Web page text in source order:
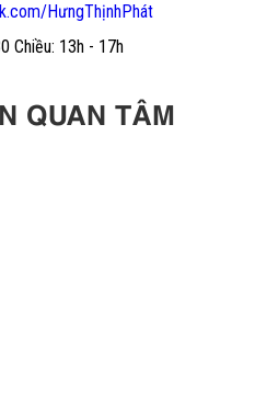
HưngThịnhPhát
Chiều: 13h - 17h
QUAN TÂM